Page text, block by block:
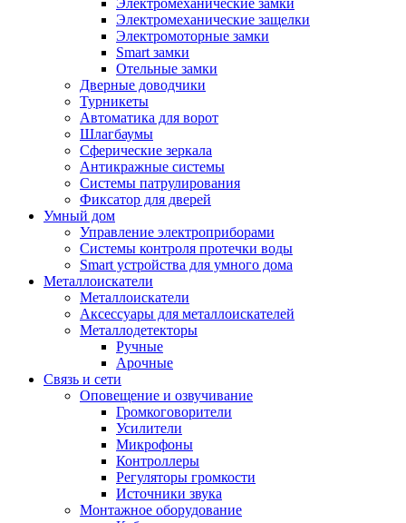
Электромеханические замки
Электромеханические защелки
Электромоторные замки
Smart замки
Отельные замки
Дверные доводчики
Турникеты
Автоматика для ворот
Шлагбаумы
Сферические зеркала
Антикражные системы
Системы патрулирования
Фиксатор для дверей
Умный дом
Управление электроприборами
Системы контроля протечки воды
Smart устройства для умного дома
Металлоискатели
Металлоискатели
Аксессуары для металлоискателей
Металлодетекторы
Ручные
Арочные
Связь и сети
Оповещение и озвучивание
Громкоговорители
Усилители
Микрофоны
Контроллеры
Регуляторы громкости
Источники звука
Монтажное оборудование